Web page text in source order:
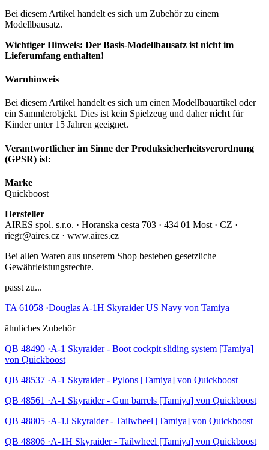
Bei diesem Artikel handelt es sich um Zubehör zu einem
Modellbausatz.
Wichtiger Hinweis: Der Basis-Modellbausatz ist nicht im
Lieferumfang enthalten!
Warnhinweis
Bei diesem Artikel handelt es sich um einen Modellbauartikel oder
ein Sammlerobjekt. Dies ist kein Spielzeug und dahernicht für
Kinder unter 15 Jahren geeignet.
Verantwortlicher im Sinne der Produksicherheitsverordnung
(GPSR) ist:
Marke
Quickboost
Hersteller
AIRES spol. s.r.o. · Horanska cesta 703 · 434 01 Most · CZ ·
riegr@aires.cz · www.aires.cz
Bei allen Waren aus unserem Shop bestehen gesetzliche
Gewährleistungsrechte.
passt zu...
TA 61058 ·Douglas A-1H Skyraider US Navy von Tamiya
ähnliches Zubehör
QB 48490 ·A-1 Skyraider - Boot cockpit sliding system [Tamiya]
von Quickboost
QB 48537 ·A-1 Skyraider - Pylons [Tamiya] von Quickboost
QB 48561 ·A-1 Skyraider - Gun barrels [Tamiya] von Quickboost
QB 48805 ·A-1J Skyraider - Tailwheel [Tamiya] von Quickboost
QB 48806 ·A-1H Skyraider - Tailwheel [Tamiya] von Quickboost